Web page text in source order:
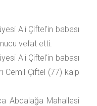
Ali Çiftel'in babası
vefat etti.
Ali Çiftel'in babası
Cemil Çiftel (77) kalp
Abdalağa Mahallesi